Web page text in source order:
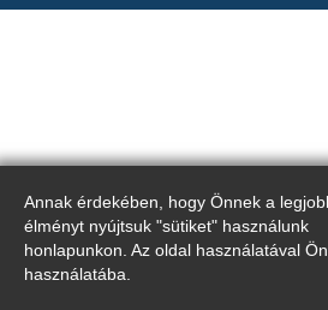
Annak érdekében, hogy Önnek a
élményt nyújtsuk "sütiket" használunk
honlapunkon. Az oldal használatával
használatába.